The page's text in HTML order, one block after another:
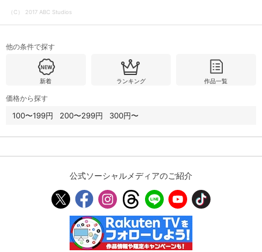
購入明細 ４ヵ月分の購入明細の確認が可能です。
Myクーポン
現在獲得済みのお得なクーポンを確認でき
ます。
と便利です。
の削除も可能です。
サイト内で表示される作品の表示制限が可
能です。5段階の年齢区分から選択できま
す。
（C） 2017 ABC Studios
他の条件で探す
新着 ランキング 作品一覧
価格から探す
100〜199円 200〜299円 300円〜
公式ソーシャルメディアのご紹介